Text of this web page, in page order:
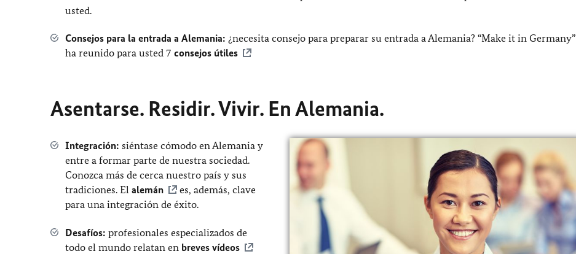
usted.
Consejos para la entrada a Alemania: ¿necesita consejo para preparar su entrada a Alemania? “Make it in Germany”
ha reunido para usted 7consejos útiles
Asentarse. Residir. Vivir. En Alemania.
Integración: siéntase cómodo en Alemania y
entre a formar parte de nuestra sociedad.
Conozca más de cerca nuestro país y sus
tradiciones. Elalemán
es, además, clave
para una integración de éxito.
Desafíos: profesionales especializados de
todo el mundo relatan en breves vídeos